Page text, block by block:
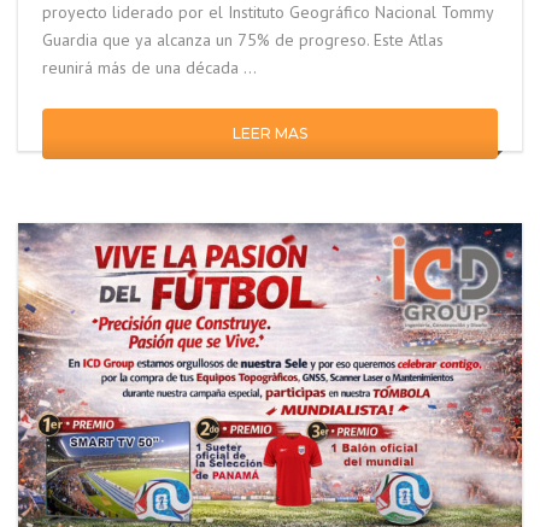
proyecto liderado por el Instituto Geográfico Nacional Tommy
Guardia que ya alcanza un 75% de progreso. Este Atlas
reunirá más de una década …
LEER MAS